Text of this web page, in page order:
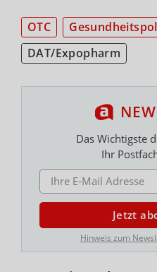
OTC
DAT/Expopharm
Das Wichtigste
Ihr
E-MAIL ADRESSE
Jetzt
Hinweis zum